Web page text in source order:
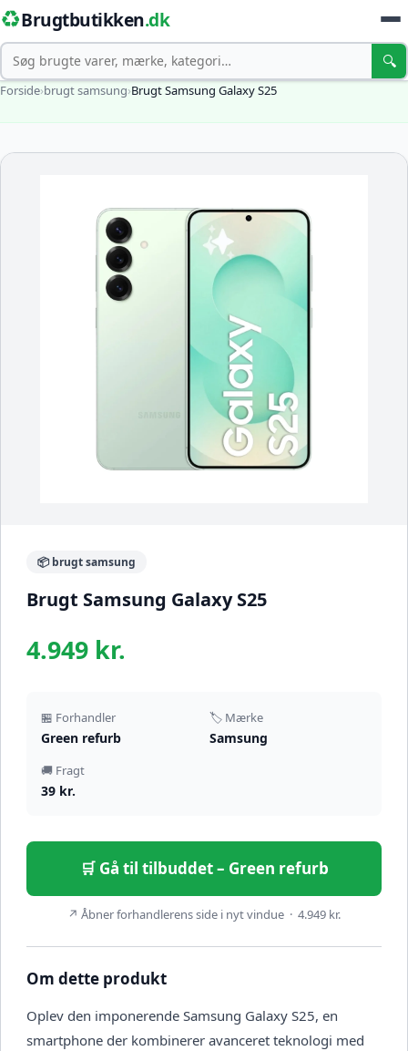
♻️Brugtbutikken.dk
Søg 🔍
Forside›brugt samsung›Brugt Samsung Galaxy S25
📦 brugt samsung
Brugt Samsung Galaxy S25
4.949 kr.
🏪 Forhandler
Green refurb
🏷️ Mærke
Samsung
🚚 Fragt
39 kr.
🛒 Gå til tilbuddet – Green refurb
↗ Åbner forhandlerens side i nyt vindue · 4.949 kr.
Om dette produkt
Oplev den imponerende Samsung Galaxy S25, en
smartphone der kombinerer avanceret teknologi med